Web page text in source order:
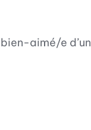
aimé/e d’un